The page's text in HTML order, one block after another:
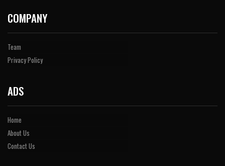
COMPANY
Team
Privacy Policy
ADS
Home
About Us
Contact Us